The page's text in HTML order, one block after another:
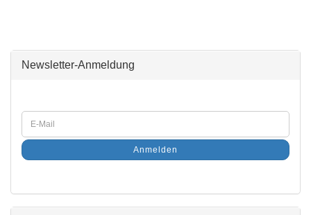
Newsletter-Anmeldung
Anmelden